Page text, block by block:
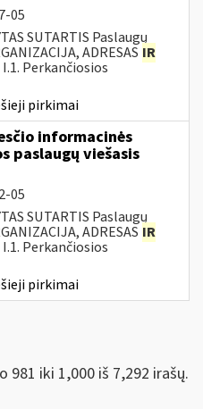
05
SUTARTIS Paslaugų
ADRESAS IR
I.1. Perkančiosios
pirkimai
informacinės
paslaugų viešasis
05
SUTARTIS Paslaugų
ADRESAS IR
I.1. Perkančiosios
pirkimai
981 iki 1,000 iš 7,292 irašų.